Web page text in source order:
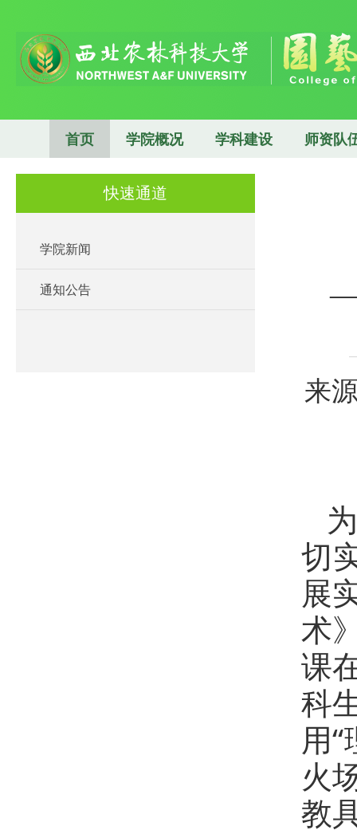
首页 学院概况 学科建设 师资队
快速通道
学院新闻
通知公告
来
切
展
术
课
科
用
火
教